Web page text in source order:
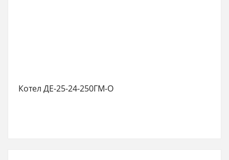
Котел ДЕ-25-24-250ГМ-О